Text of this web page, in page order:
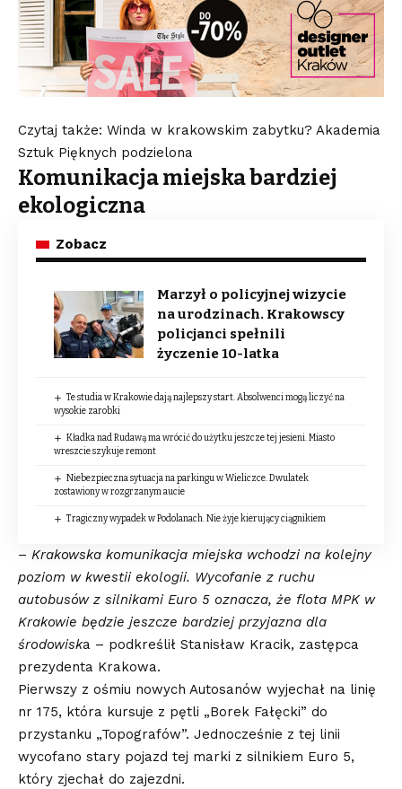
Czytaj także: Winda w krakowskim zabytku? Akademia
Sztuk Pięknych podzielona
Komunikacja miejska bardziej
ekologiczna
Zobacz
Marzył o policyjnej wizycie
na urodzinach. Krakowscy
policjanci spełnili
życzenie 10-latka
Te studia w Krakowie dają najlepszy start. Absolwenci mogą liczyć na
wysokie zarobki
Kładka nad Rudawą ma wrócić do użytku jeszcze tej jesieni. Miasto
wreszcie szykuje remont
Niebezpieczna sytuacja na parkingu w Wieliczce. Dwulatek
zostawiony w rozgrzanym aucie
Tragiczny wypadek w Podolanach. Nie żyje kierujący ciągnikiem
– Krakowska komunikacja miejska wchodzi na kolejny
poziom w kwestii ekologii. Wycofanie z ruchu
autobusów z silnikami Euro 5 oznacza, że flota MPK w
Krakowie będzie jeszcze bardziej przyjazna dla
środowiska – podkreślił Stanisław Kracik, zastępca
prezydenta Krakowa.
Pierwszy z ośmiu nowych Autosanów wyjechał na linię
nr 175, która kursuje z pętli „Borek Fałęcki” do
przystanku „Topografów”. Jednocześnie z tej linii
wycofano stary pojazd tej marki z silnikiem Euro 5,
który zjechał do zajezdni.